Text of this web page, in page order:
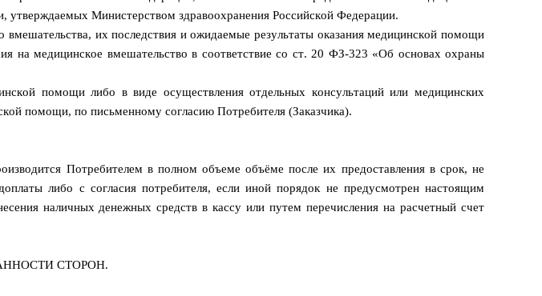
Министерством здравоохранения Российской Федерации.
их последствия и ожидаемые результаты оказания медицинской помощи
на медицинское вмешательство в соответствие со ст. 20 ФЗ-323 «Об основах охраны
помощи либо в виде осуществления отдельных консультаций или медицинских
помощи, по письменному согласию Потребителя (Заказчика).
Потребителем в полном объеме объёме после их предоставления в срок, не
либо с согласия потребителя, если иной порядок не предусмотрен настоящим
наличных денежных средств в кассу или путем перечисления на расчетный счет
СТОРОН.